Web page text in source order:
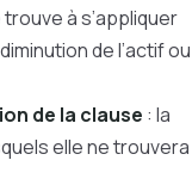
à s’appliquer
de l’actif ou
de la clause : la
elle ne trouvera